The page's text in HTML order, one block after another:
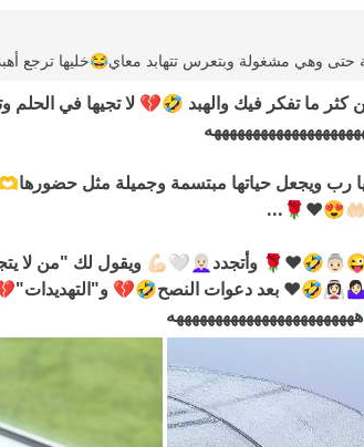
وهي مشغولة وبتعرس تتهابد معاي😂خليها ترجع
ما تفكر فيك والهبد 🤣💔 لا تجيها في الحلم
وأتجدد👩🏻‍🦳🤍💪🏻 ويقول لك "من لا
بعد دعوات النصح🤣💔